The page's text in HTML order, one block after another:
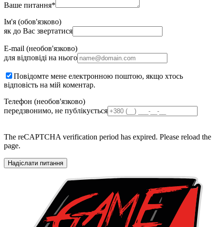
Ваше питання*
Ім'я (обов'язково)
як до Вас звертатися
E-mail (необов'язково)
для відповіді на нього
Повідомте мене електронною поштою, якщо хтось
відповість на мій коментар.
Телефон (необов'язково)
передзвонимо, не публікується
The reCAPTCHA verification period has expired. Please reload the
page.